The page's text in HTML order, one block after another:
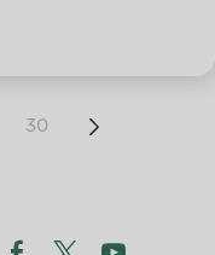
30